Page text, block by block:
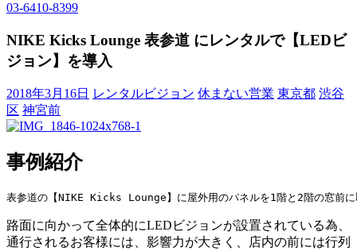
03-6410-8399
NIKE Kicks Lounge 表参道 にレンタルで【LEDビ
ジョン】を導入
2018年3月16日 レンタルビジョン 休まない営業 東京都 渋谷
区 神宮前
事例紹介
表参道の【NIKE Kicks Lounge】に屋外用のパネルを1階と2階の窓前に
路面に向かって全体的にLEDビジョンが設置されている為、
通行されるお客様には、影響力が大きく、店内の前には行列